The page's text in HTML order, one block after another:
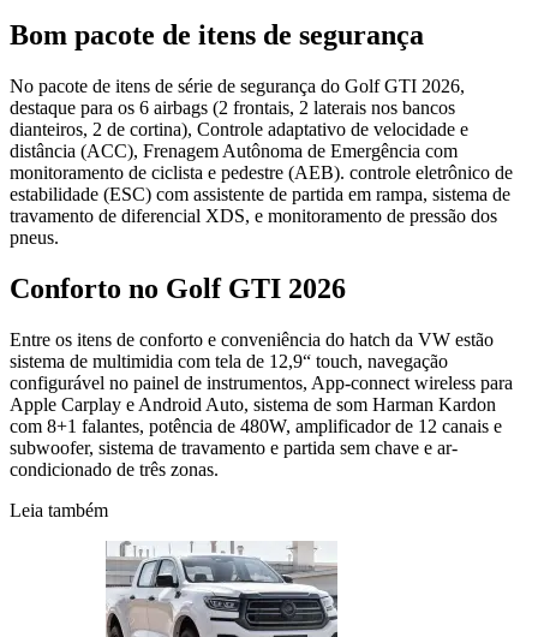
Bom pacote de itens de segurança
No pacote de itens de série de segurança do Golf GTI 2026,
destaque para os 6 airbags (2 frontais, 2 laterais nos bancos
dianteiros, 2 de cortina), Controle adaptativo de velocidade e
distância (ACC), Frenagem Autônoma de Emergência com
monitoramento de ciclista e pedestre (AEB). controle eletrônico de
estabilidade (ESC) com assistente de partida em rampa, sistema de
travamento de diferencial XDS, e monitoramento de pressão dos
pneus.
Conforto no Golf GTI 2026
Entre os itens de conforto e conveniência do hatch da VW estão
sistema de multimidia com tela de 12,9“ touch, navegação
configurável no painel de instrumentos, App-connect wireless para
Apple Carplay e Android Auto, sistema de som Harman Kardon
com 8+1 falantes, potência de 480W, amplificador de 12 canais e
subwoofer, sistema de travamento e partida sem chave e ar-
condicionado de três zonas.
Leia também